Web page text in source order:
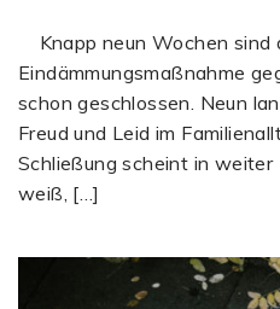
Knapp neun Wochen sind
Eindämmungsmaßnahme
schon geschlossen. Neun
Freud und Leid im
Schließung scheint in
weiß, […]